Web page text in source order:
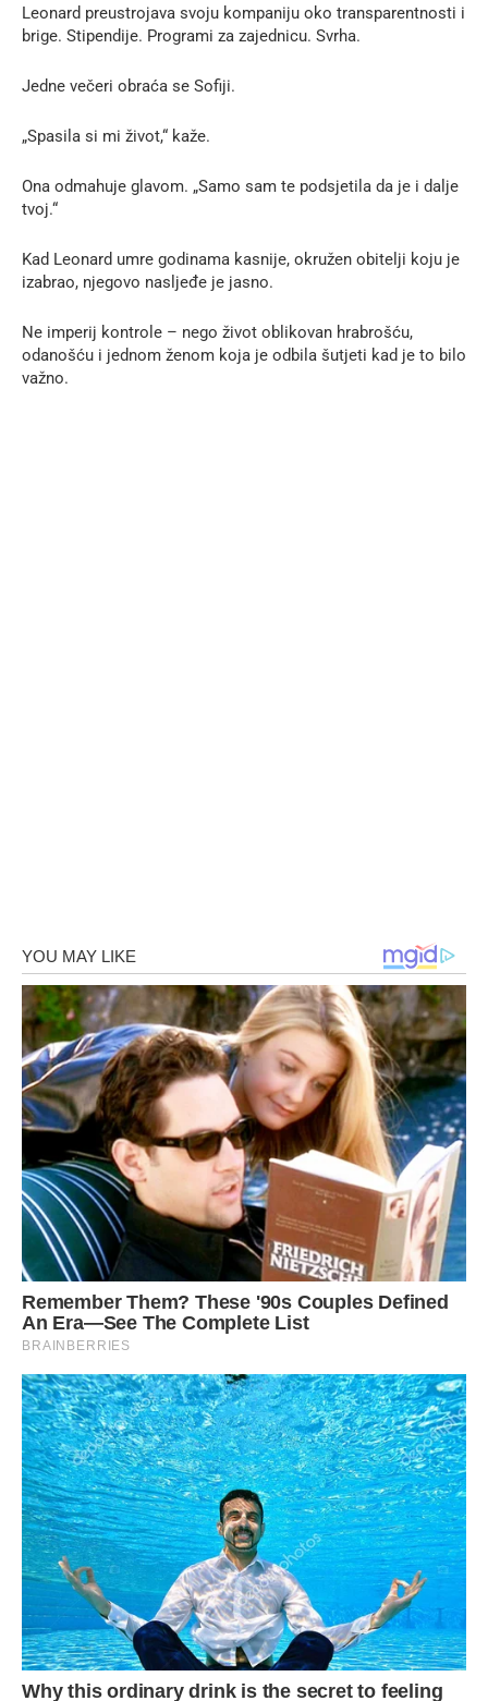
Leonard preustrojava svoju kompaniju oko transparentnosti i
brige. Stipendije. Programi za zajednicu. Svrha.
Jedne večeri obraća se Sofiji.
„Spasila si mi život,“ kaže.
Ona odmahuje glavom. „Samo sam te podsjetila da je i dalje
tvoj.“
Kad Leonard umre godinama kasnije, okružen obitelji koju je
izabrao, njegovo nasljeđe je jasno.
Ne imperij kontrole – nego život oblikovan hrabrošću,
odanošću i jednom ženom koja je odbila šutjeti kad je to bilo
važno.